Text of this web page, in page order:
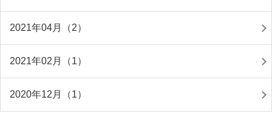
2021年04月（2）
2021年02月（1）
2020年12月（1）